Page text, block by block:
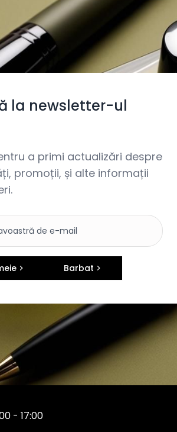
la newsletter-ul
a primi actualizări despre
promoții, și alte informații
Barbat
- 17:00